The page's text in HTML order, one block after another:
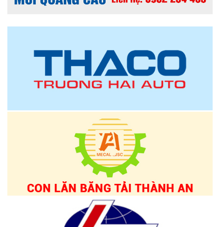
Việt Nam và đoàn doanh nghiệp thuộc Hội Khoa học và Công nghệ